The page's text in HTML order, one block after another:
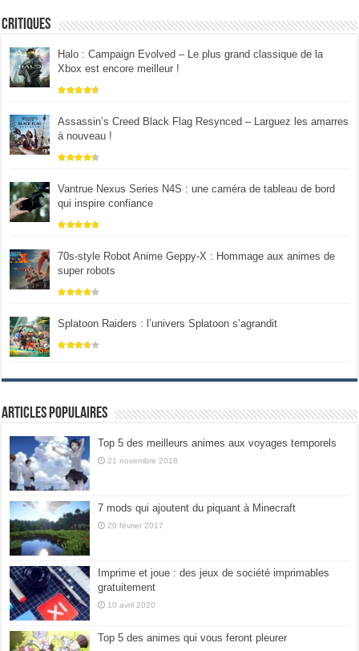
Critiques
Halo : Campaign Evolved – Le plus grand classique de la
Xbox est encore meilleur !
Assassin’s Creed Black Flag Resynced – Larguez les amarres
à nouveau !
Vantrue Nexus Series N4S : une caméra de tableau de bord
qui inspire confiance
70s-style Robot Anime Geppy-X : Hommage aux animes de
super robots
Splatoon Raiders : l’univers Splatoon s’agrandit
Articles populaires
Top 5 des meilleurs animes aux voyages temporels
21 novembre 2018
7 mods qui ajoutent du piquant à Minecraft
20 février 2017
Imprime et joue : des jeux de société imprimables
gratuitement
10 avril 2020
Top 5 des animes qui vous feront pleurer